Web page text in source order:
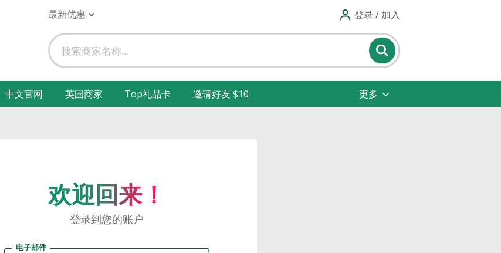
最新优惠 登录 / 加入
中文官网 英国商家 Top礼品卡 邀请好友 $10 更多
欢迎回来！
登录到您的账户
电子邮件